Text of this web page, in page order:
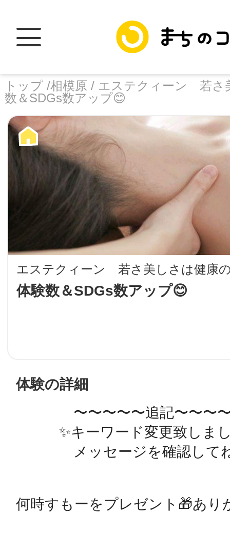
トップ /相模原 / エステクィーン 若さ
数＆SDGs数アップ😊
エステクィーン 若さ美しさは健康
体験数＆SDGs数アップ😊
facebook
X
LINE
URLをコピー
体験の詳細
〜〜〜〜〜追記〜〜〜
✨️キーワード変更致しまし
メッセージを確認して
何時すもーをプレゼント🎁あり
トップ
加盟スポットに
地域に導入を
智頭
鴻巣